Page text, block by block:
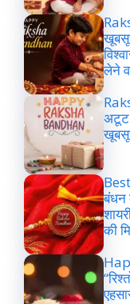
लेने
अटूट
बंधन
की